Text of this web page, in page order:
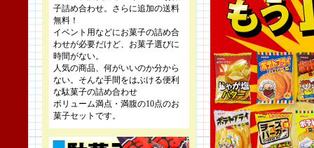
子詰め合わせ。さらに追加の送料
無料！
イベント用などにお菓子の詰め合
わせが必要だけど、お菓子選びに
時間がない。
人気の商品、何がいいのか分から
ない。そんな手間をはぶける便利
な駄菓子の詰め合わせ
ボリューム満点・満腹の10点のお
菓子セットです。